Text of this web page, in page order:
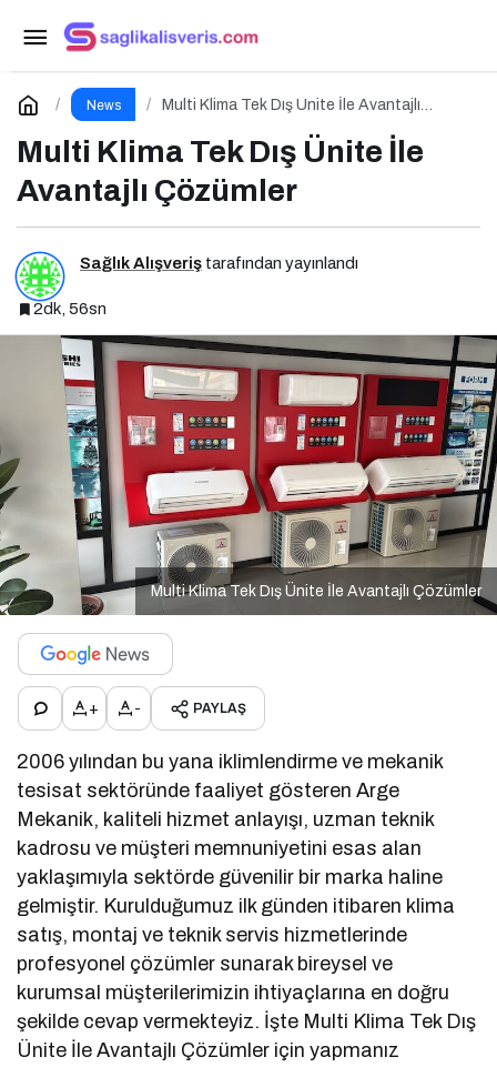
News
Multi Klima Tek Dış Ünite İle Avantajlı
Multi Klima Tek Dış Ünite İle
Avantajlı Çözümler
Sağlık Alışveriş tarafından yayınlandı
2dk, 56sn
Multi Klima Tek Dış Ünite İle Avantajlı Çözümler
+ - PAYLAŞ
2006 yılından bu yana iklimlendirme ve mekanik
tesisat sektöründe faaliyet gösteren Arge
Mekanik, kaliteli hizmet anlayışı, uzman teknik
kadrosu ve müşteri memnuniyetini esas alan
yaklaşımıyla sektörde güvenilir bir marka haline
gelmiştir. Kurulduğumuz ilk günden itibaren klima
satış, montaj ve teknik servis hizmetlerinde
profesyonel çözümler sunarak bireysel ve
kurumsal müşterilerimizin ihtiyaçlarına en doğru
şekilde cevap vermekteyiz. İşte Multi Klima Tek Dış
Ünite İle Avantajlı Çözümler için yapmanız
Awwex ile Sağlık Ürünleri İhracatı
Yorum Yap